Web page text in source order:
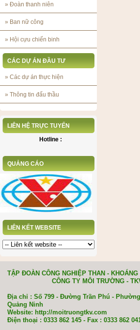
» Đoàn thanh niên
» Ban nữ công
» Hội cựu chiến binh
CÁC DỰ ÁN ĐẦU TƯ
» Các dự án thực hiện
» Thông tin đấu thầu
LIÊN HỆ TRỰC TUYẾN
Hotline :
QUẢNG CÁO
LIÊN KẾT WEBSITE
TẬP ĐOÀN CÔNG NGHIỆP THAN -
CÔNG TY MÔI TRƯỜNG -
Địa chỉ : Số 799 - Đường Trần Phú -
Quảng Ninh
Website: http://moitruongtkv.com
Điện thoại : 0333 862 145 - Fax : 0333 862